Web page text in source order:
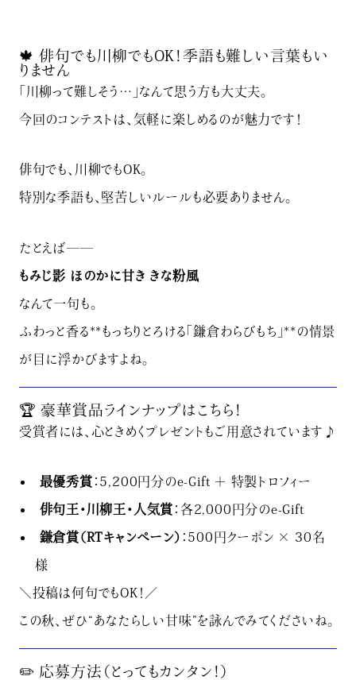
🍁 俳句でも川柳でもOK！季語も難しい言葉もい
りません
「川柳って難しそう…」なんて思う方も大丈夫。
今回のコンテストは、気軽に楽しめるのが魅力です！
俳句でも、川柳でもOK。
特別な季語も、堅苦しいルールも必要ありません。
たとえば――
もみじ影 ほのかに甘き きな粉風
なんて一句も。
ふわっと香る**もっちりとろける「鎌倉わらびもち」**の情景
が目に浮かびますよね。
🏆 豪華賞品ラインナップはこちら！
受賞者には、心ときめくプレゼントもご用意されています♪
最優秀賞 ：5,200円分のe-Gift ＋ 特製トロフィー
俳句王・川柳王・人気賞 ：各2,000円分のe-Gift
鎌倉賞（RTキャンペーン） ：500円クーポン × 30名
様
＼投稿は何句でもOK！／
この秋、ぜひ“あなたらしい甘味”を詠んでみてくださいね。
✏️ 応募方法（とってもカンタン！）